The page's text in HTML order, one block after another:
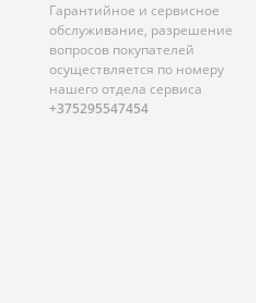
Гарантийное и сервисное
обслуживание, разрешение
вопросов покупателей
осуществляется по номеру
нашего отдела сервиса
+375295547454